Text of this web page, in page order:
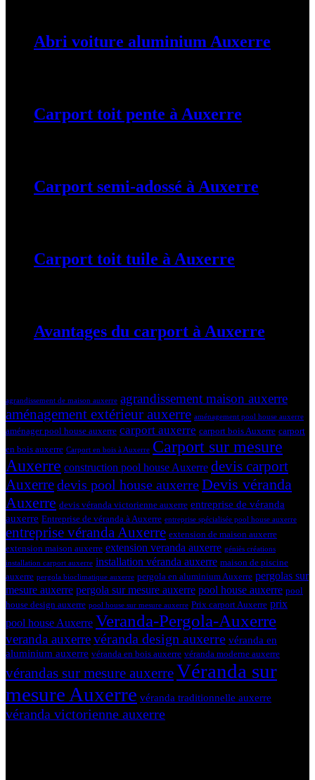
Abri voiture aluminium Auxerre
Carport toit pente à Auxerre
Carport semi-adossé à Auxerre
Carport toit tuile à Auxerre
Avantages du carport à Auxerre
agrandissement de maison auxerre agrandissement maison auxerre
aménagement extérieur auxerre aménagement pool house auxerre
aménager pool house auxerre carport auxerre carport bois Auxerre carport
en bois auxerre Carport en bois à Auxerre Carport sur mesure
Auxerre construction pool house Auxerre devis carport
Auxerredevis pool house auxerreDevis véranda
Auxerre devis véranda victorienne auxerre entreprise de véranda
auxerre Entreprise de véranda à Auxerre entreprise spécialisée pool house auxerre
entreprise véranda Auxerre extension de maison auxerre
extension maison auxerre extension veranda auxerre géniès créations
installation carport auxerre installation véranda auxerre maison de piscine
auxerre pergola bioclimatique auxerre pergola en aluminium Auxerre pergolas sur
mesure auxerre pergola sur mesure auxerre pool house auxerre pool
house design auxerre pool house sur mesure auxerre Prix carport Auxerre prix
pool house Auxerre Veranda-Pergola-Auxerre
veranda auxerrevéranda design auxerre véranda en
aluminium auxerre véranda en bois auxerre véranda moderne auxerre
vérandas sur mesure auxerreVéranda sur
mesure Auxerre véranda traditionnelle auxerre
véranda victorienne auxerre